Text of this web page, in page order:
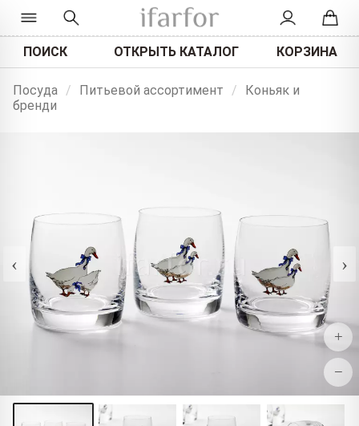
ПОИСК ОТКРЫТЬ КАТАЛОГ КОРЗИНА
Посуда / Питьевой ассортимент /
Коньяк и
бренди
‹ ›
+
−